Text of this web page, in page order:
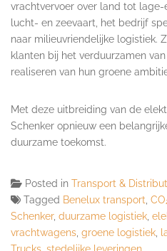
vrachtvervoer over land tot
lucht- en zeevaart, het bedrijf
naar milieuvriendelijke logistiek.
klanten bij het verduurzamen
realiseren van hun groene
Met deze uitbreiding van de
Schenker opnieuw een
duurzame toekomst.
Posted in Transport &
Tagged Benelux transport
Schenker, duurzame logistiek
vrachtwagens groene logistiek